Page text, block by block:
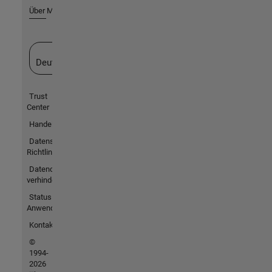
Über MathWorks
Deutschland
Trust
Center
Handelsmarken
Datenschutz-
Richtlinien
Datendiebstahl
verhindern
Status von
Anwendungen
Kontakt
©
1994-
2026